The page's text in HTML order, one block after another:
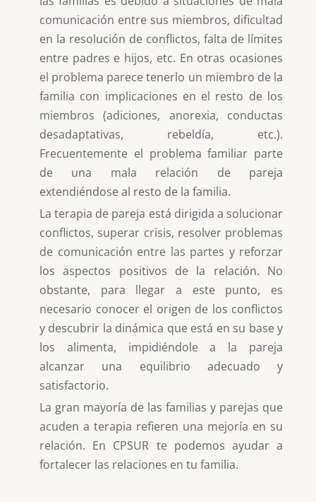
comunicación entre sus miembros, dificultad
en la resolución de conflictos, falta de límites
entre padres e hijos, etc. En otras ocasiones
el problema parece tenerlo un miembro de la
familia con implicaciones en el resto de los
miembros (adiciones, anorexia, conductas
desadaptativas, rebeldía, etc.).
Frecuentemente el problema familiar parte
de una mala relación de pareja
extendiéndose al resto de la familia.
La terapia de pareja está dirigida a solucionar
conflictos, superar crisis, resolver problemas
de comunicación entre las partes y reforzar
los aspectos positivos de la relación. No
obstante, para llegar a este punto, es
necesario conocer el origen de los conflictos
y descubrir la dinámica que está en su base y
los alimenta, impidiéndole a la pareja
alcanzar una equilibrio adecuado y
satisfactorio.
La gran mayoría de las familias y parejas que
acuden a terapia refieren una mejoría en su
relación. En CPSUR te podemos ayudar a
fortalecer las relaciones en tu familia.